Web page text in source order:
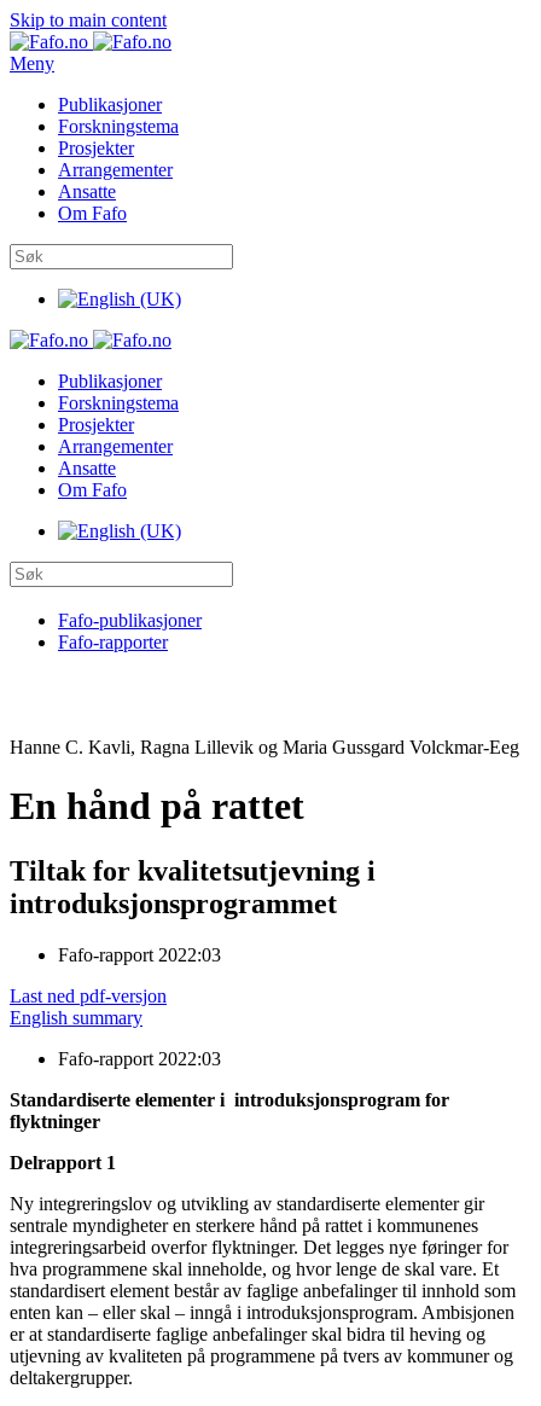
Skip to main content
Meny
Publikasjoner
Forskningstema
Prosjekter
Arrangementer
Ansatte
Om Fafo
Publikasjoner
Forskningstema
Prosjekter
Arrangementer
Ansatte
Om Fafo
Fafo-publikasjoner
Fafo-rapporter
Hanne C. Kavli, Ragna Lillevik og Maria Gussgard Volckmar-Eeg
En hånd på rattet
Tiltak for kvalitetsutjevning i
introduksjonsprogrammet
Fafo-rapport 2022:03
Last ned pdf-versjon
English summary
Fafo-rapport 2022:03
Standardiserte elementer i introduksjonsprogram for
flyktninger
Delrapport 1
Ny integreringslov og utvikling av standardiserte elementer gir
sentrale myndigheter en sterkere hånd på rattet i kommunenes
integreringsarbeid overfor flyktninger. Det legges nye føringer for
hva programmene skal inneholde, og hvor lenge de skal vare. Et
standardisert element består av faglige anbefalinger til innhold som
enten kan – eller skal – inngå i introduksjonsprogram. Ambisjonen
er at standardiserte faglige anbefalinger skal bidra til heving og
utjevning av kvaliteten på programmene på tvers av kommuner og
deltakergrupper.